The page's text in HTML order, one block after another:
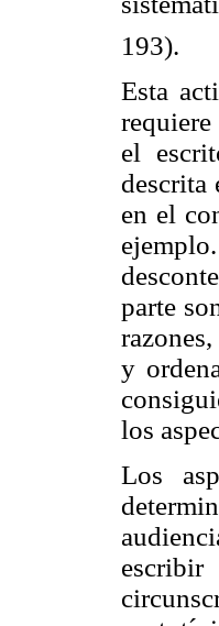
193).
Esta
el
descrita
en el
parte
y
los
Los